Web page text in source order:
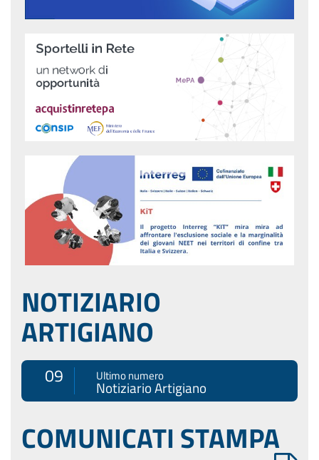
NOTIZIARIO
ARTIGIANO
09 Ultimo numero
Notiziario Artigiano
COMUNICATI STAMPA